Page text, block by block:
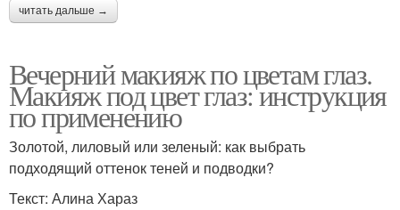
читать дальше →
Вечерний макияж по цветам глаз.
Макияж под цвет глаз: инструкция
по применению
Золотой, лиловый или зеленый: как выбрать
подходящий оттенок теней и подводки?
Текст: Алина Хараз